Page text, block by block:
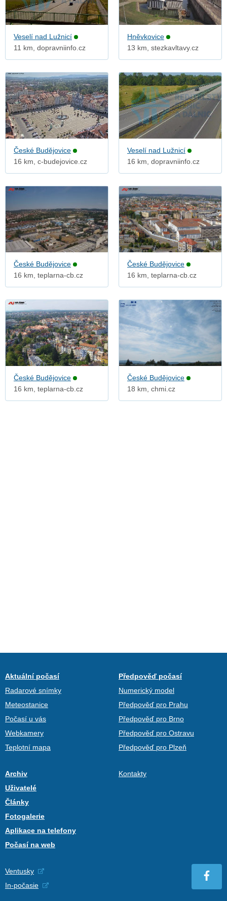
Veselí nad Lužnicí
11 km, dopravniinfo.cz
Hněvkovice
13 km, stezkavltavy.cz
České Budějovice
16 km, c-budejovice.cz
Veselí nad Lužnicí
16 km, dopravniinfo.cz
České Budějovice
16 km, teplarna-cb.cz
České Budějovice
16 km, teplarna-cb.cz
České Budějovice
16 km, teplarna-cb.cz
České Budějovice
18 km, chmi.cz
Aktuální počasí
Radarové snímky
Meteostanice
Počasí u vás
Webkamery
Teplotní mapa
Předpověď počasí
Numerický model
Předpověď pro Prahu
Předpověď pro Brno
Předpověď pro Ostravu
Předpověď pro Plzeň
Archiv
Uživatelé
Články
Fotogalerie
Aplikace na telefony
Počasí na web
Kontakty
Ventusky
In-počasie